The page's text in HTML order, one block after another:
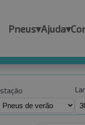
Pneus▾Ajuda▾